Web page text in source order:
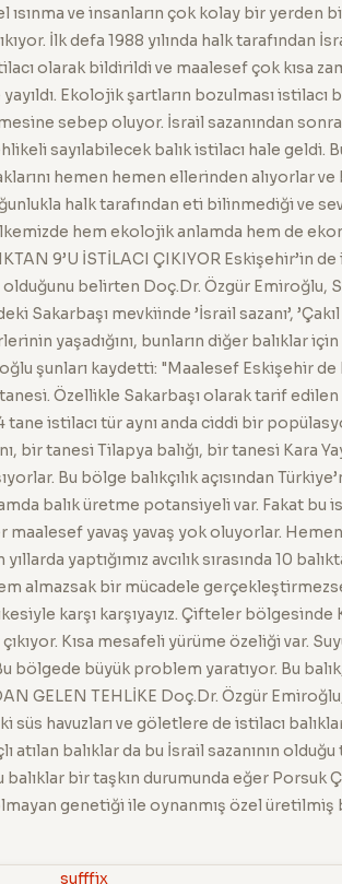
ve insanların çok kolay bir yerden
İlk defa 1988 yılında halk tarafından
olarak bildirildi ve maalesef çok kısa
Ekolojik şartların bozulması istilacı
sebep oluyor. İsrail sazanından sonra
sayılabilecek balık istilacı hale geldi.
hemen hemen ellerinden alıyorlar
halk tarafından eti bilinmediği ve
hem ekolojik anlamda hem de
9’U İSTİLACI ÇIKIYOR Eskişehir’in de
belirten Doç.Dr. Özgür Emiroğlu,
Sakarbaşı mevkiinde ’İsrail sazanı’, ’Çakıl
yaşadığını, bunların diğer balıklar
şunları kaydetti: "Maalesef Eskişehir de
Özellikle Sakarbaşı olarak tarif edilen
istilacı tür aynı anda ciddi bir
bir tanesi Tilapya balığı, bir tanesi Kara
Bu bölge balıkçılık açısından
balık üretme potansiyeli var. Fakat bu
yavaş yavaş yok oluyorlar. Hemen
yaptığımız avcılık sırasında 10
almazsak bir mücadele
karşı karşıyayız. Çifteler bölgesinde
Kısa mesafeli yürüme özeliği var.
bölgede büyük problem yaratıyor. Bu
GELEN TEHLİKE Doç.Dr. Özgür
havuzları ve göletlere de istilacı
balıklar da bu İsrail sazanının
balıklar bir taşkın durumunda eğer Porsuk
genetiği ile oynanmış özel üretilmiş